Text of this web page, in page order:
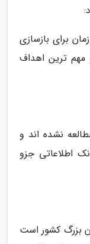
برای بازسازی
مهم ترین اهداف
نشده اند و
اطلاعاتی جزو
بزرگ کشور است